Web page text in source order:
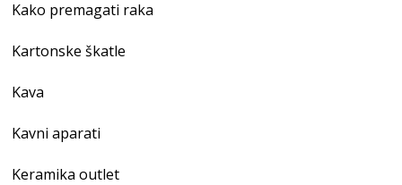
Kako premagati raka
Kartonske škatle
Kava
Kavni aparati
Keramika outlet